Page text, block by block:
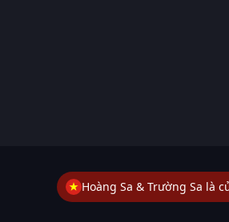
Hoàng Sa & Trường Sa là